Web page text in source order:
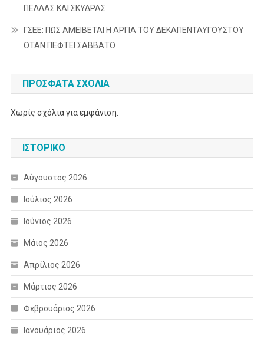
ΠΕΛΛΑΣ ΚΑΙ ΣΚΥΔΡΑΣ
ΓΣΕΕ: ΠΩΣ ΑΜΕΙΒΕΤΑΙ Η ΑΡΓΙΑ ΤΟΥ ΔΕΚΑΠΕΝΤΑΥΓΟΥΣΤΟΥ
ΟΤΑΝ ΠΕΦΤΕΙ ΣΑΒΒΑΤΟ
ΠΡΌΣΦΑΤΑ ΣΧΌΛΙΑ
Χωρίς σχόλια για εμφάνιση.
ΙΣΤΟΡΙΚΌ
Αύγουστος 2026
Ιούλιος 2026
Ιούνιος 2026
Μάιος 2026
Απρίλιος 2026
Μάρτιος 2026
Φεβρουάριος 2026
Ιανουάριος 2026